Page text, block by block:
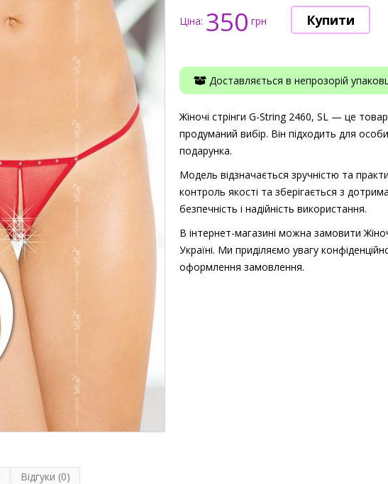
Ціна: 350 грн
Доставляється в непрозорій
Жіночі стрінги G-String 2460, SL — це
продуманий вибір. Він підходить для
подарунка.
Модель відзначається зручністю та
контроль якості та зберігається з
безпечність і надійність використання.
В інтернет-магазині можна замовити
Україні. Ми приділяємо увагу
оформлення замовлення.
Відгуки (0)